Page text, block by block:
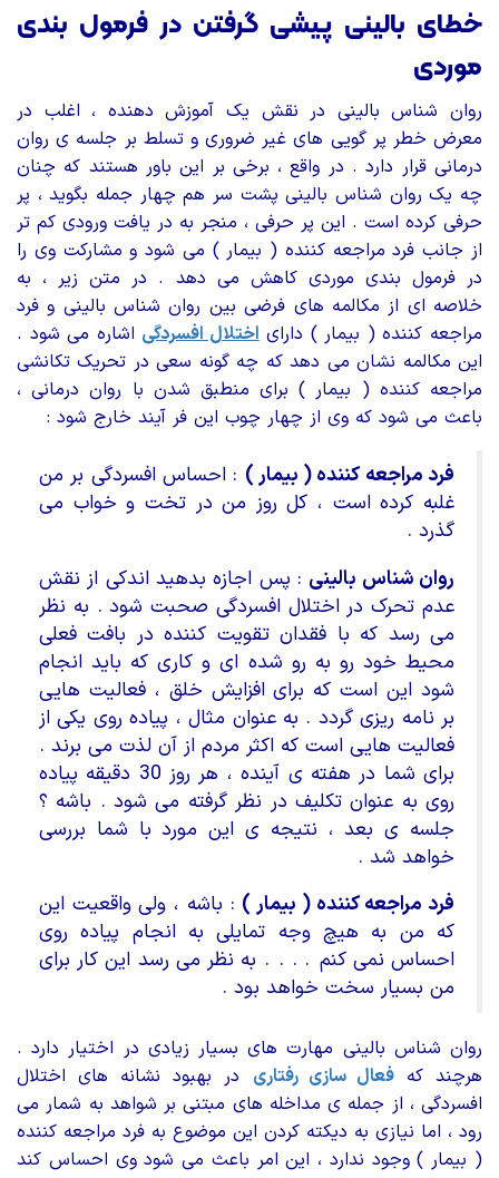
خطای بالینی پیشی گرفتن در فرمول بندی
موردی
روان شناس بالینی در نقش یک آموزش دهنده ، اغلب در
معرض خطر پر گویی های غیر ضروری و تسلط بر جلسه ی روان
درمانی قرار دارد . در واقع ، برخی بر این باور هستند که چنان
چه یک روان شناس بالینی پشت سر هم چهار جمله بگوید ، پر
حرفی کرده است . این پر حرفی ، منجر به در یافت ورودی کم تر
از جانب فرد مراجعه کننده ( بیمار ) می شود و مشارکت وی را
در فرمول بندی موردی کاهش می دهد . در متن زیر ، به
خلاصه ای از مکالمه های فرضی بین روان شناس بالینی و فرد
مراجعه کننده ( بیمار ) دارایاختلال افسردگی اشاره می شود .
این مکالمه نشان می دهد که چه گونه سعی در تحریک تکانشی
مراجعه کننده ( بیمار ) برای منطبق شدن با روان درمانی ،
باعث می شود که وی از چهار چوب این فر آیند خارج شود :
فرد مراجعه کننده ( بیمار ) : احساس افسردگی بر من
غلبه کرده است ، کل روز من در تخت و خواب می
گذرد .
روان شناس بالینی : پس اجازه بدهید اندکی از نقش
عدم تحرک در اختلال افسردگی صحبت شود . به نظر
می رسد که با فقدان تقویت کننده در بافت فعلی
محیط خود رو به رو شده ای و کاری که باید انجام
شود این است که برای افزایش خلق ، فعالیت هایی
بر نامه ریزی گردد . به عنوان مثال ، پیاده روی یکی از
فعالیت هایی است که اکثر مردم از آن لذت می برند .
برای شما در هفته ی آینده ، هر روز 30 دقیقه پیاده
روی به عنوان تکلیف در نظر گرفته می شود . باشه ؟
جلسه ی بعد ، نتیجه ی این مورد با شما بررسی
خواهد شد .
فرد مراجعه کننده ( بیمار ) : باشه ، ولی واقعیت این
که من به هیچ وجه تمایلی به انجام پیاده روی
احساس نمی کنم . . . . به نظر می رسد این کار برای
من بسیار سخت خواهد بود .
روان شناس بالینی مهارت های بسیار زیادی در اختیار دارد .
هرچند کهفعال سازی رفتاری در بهبود نشانه های اختلال
افسردگی ، از جمله ی مداخله های مبتنی بر شواهد به شمار می
رود ، اما نیازی به دیکته کردن این موضوع به فرد مراجعه کننده
( بیمار ) وجود ندارد ، این امر باعث می شود وی احساس کند